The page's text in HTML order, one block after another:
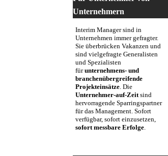
Unternehmern
Interim Manager sind in
Unternehmen immer gefragter.
Sie überbrücken Vakanzen und
sind vielgefragte Generalisten
und Spezialisten
fürunternehmens- und
branchenübergreifende
Projekteinsätze. Die
Unternehmer-auf-Zeitsind
hervorragende Sparringspartner
für das Management. Sofort
verfügbar, sofort einzusetzen,
sofort messbare Erfolge.